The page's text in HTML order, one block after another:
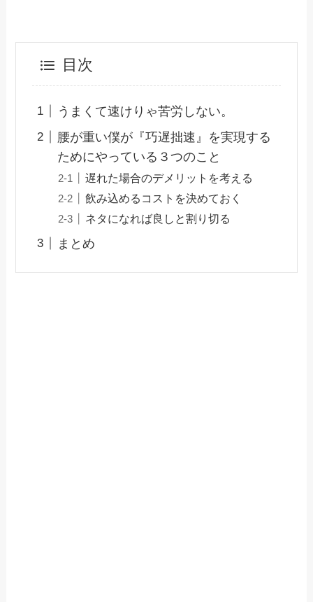
目次
うまくて速けりゃ苦労しない。
腰が重い僕が『巧遅拙速』を実現する
ためにやっている３つのこと
遅れた場合のデメリットを考える
飲み込めるコストを決めておく
ネタになれば良しと割り切る
まとめ